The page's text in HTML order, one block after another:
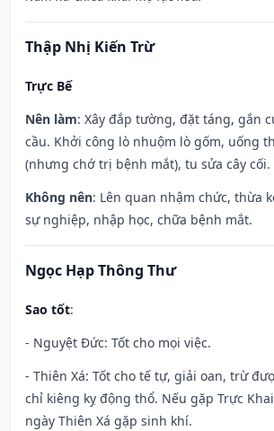
Thập Nhị Kiến Trừ
Trực Bế
Nên làm: Xây đắp tường, đặt táng, gắn
cầu. Khởi công lò nhuộm lò gốm, uống
(nhưng chớ trị bệnh mắt), tu sửa cây cối.
Không nên: Lên quan nhậm chức, thừa
sự nghiệp, nhập học, chữa bệnh mắt.
Ngọc Hạp Thông Thư
Sao tốt:
- Nguyệt Đức: Tốt cho mọi việc.
- Thiên Xá: Tốt cho tế tự, giải oan, trừ
chỉ kiêng kỵ động thổ. Nếu gặp Trực
ngày Thiên Xá gặp sinh khí.